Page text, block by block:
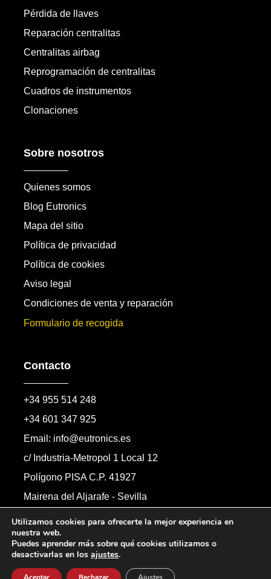
Pérdida de llaves
Reparación centralitas
Centralitas airbag
Reprogramación de centralitas
Cuadros de instrumentos
Clonaciones
Sobre nosotros
Quienes somos
Blog Eutronics
Mapa del sitio
Política de privacidad
Política de cookies
Aviso legal
Condiciones de venta y reparación
Formulario de recogida
Contacto
+34 955 514 248
+34 601 347 925
Email: info@eutronics.es
c/ Industria-Metropol 1 Local 12
Polígono PISA C.P. 41927
Mairena del Aljarafe - Sevilla
Formulario de contacto
Todos los derechos reservados.
Utilizamos cookies para ofrecerte la mejor experiencia en
nuestra web.
Puedes aprender más sobre qué cookies utilizamos o
desactivarlas en los ajustes.